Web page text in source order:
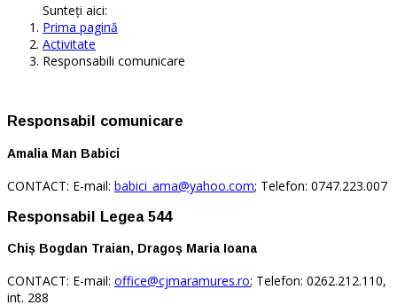
Sunteți aici:
Prima pagină
Activitate
Responsabili comunicare
Responsabil comunicare
Amalia Man Babici
CONTACT: E-mail: babici_ama@yahoo.com; Telefon: 0747.223.007
Responsabil Legea 544
Chiș Bogdan Traian, Dragoş Maria Ioana
CONTACT: E-mail: office@cjmaramures.ro; Telefon: 0262.212.110,
int. 288